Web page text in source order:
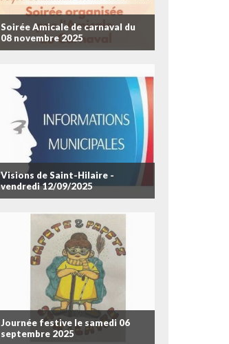
Soirée Amicale de carnaval du
08 novembre 2025
Visions de Saint-Hilaire -
vendredi 12/09/2025
Journée festive le samedi 06
septembre 2025